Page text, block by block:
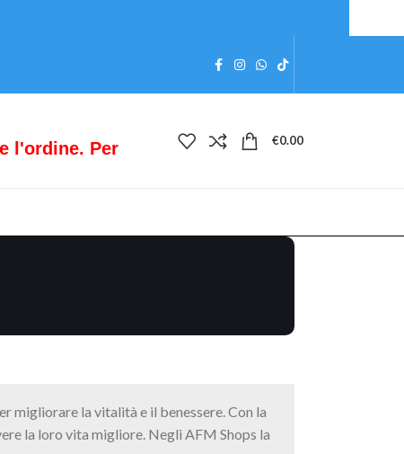
l'ordine. Per
€0.00
migliorare la vitalità e il benessere. Con la
la loro vita migliore. Negli AFM Shops la